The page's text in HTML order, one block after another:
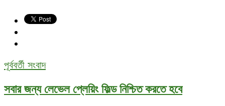
পূর্ববর্তী সংবাদ
সবার জন্য লেভেল প্লেয়িং ফিল্ড নিশ্চিত করতে হবে